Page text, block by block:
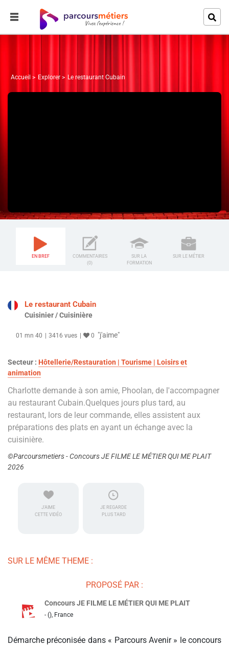
Accueil Explorer Le restaurant Cubain
EN BREF
COMMENTAIRES
(0)
SUR LA
FORMATION
SUR LE MÉTIER
Le restaurant Cubain
Cuisinier / Cuisinière
01 mn 40 3416 vues 0 "j'aime"
Secteur : Hôtellerie/Restauration | Tourisme | Loisirs et
animation
Charlotte demande à son amie, Phoolan, de l'accompagner
au restaurant Cubain.Quelques jours plus tard, au
restaurant, lors de leur commande, elles assistent aux
préparations des plats en ayant un échange avec la
cuisinière.
©Parcoursmetiers - Concours JE FILME LE MÉTIER QUI ME PLAIT
2026
J'AIME
CETTE VIDÉO
JE REGARDE
PLUS TARD
SUR LE MÊME THEME :
PROPOSÉ PAR :
Concours JE FILME LE MÉTIER QUI ME PLAIT
- (), France
Démarche préconisée dans « Parcours Avenir » le concours